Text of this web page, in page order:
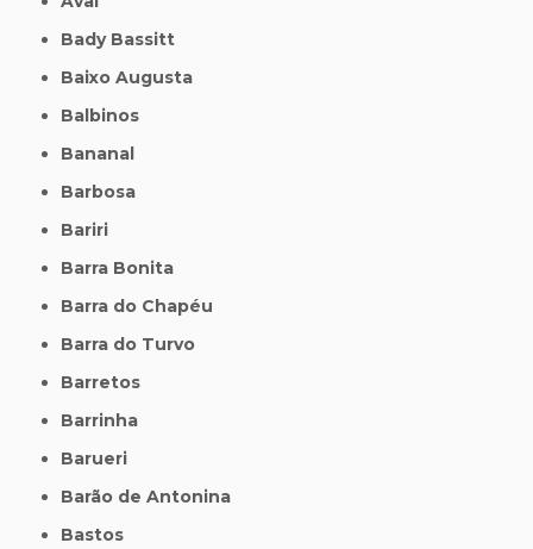
Bady Bassitt
Baixo Augusta
Balbinos
Bananal
Barbosa
Bariri
Barra Bonita
Barra do Chapéu
Barra do Turvo
Barretos
Barrinha
Barueri
Barão de Antonina
Bastos